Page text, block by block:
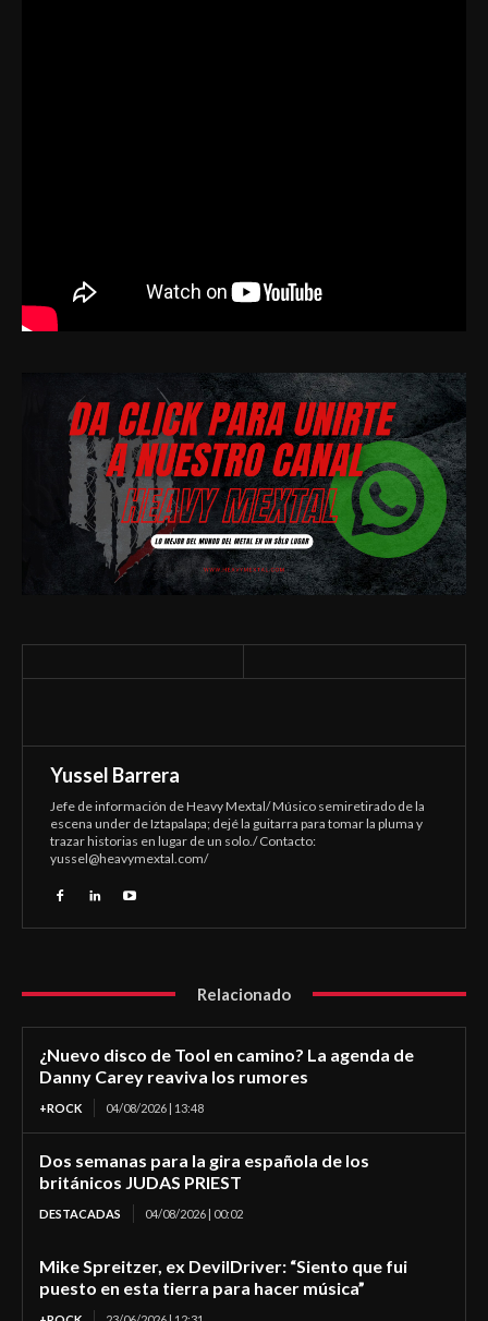
Yussel Barrera
Jefe de información de Heavy Mextal/ Músico semiretirado de la
escena under de Iztapalapa; dejé la guitarra para tomar la pluma y
trazar historias en lugar de un solo./ Contacto:
yussel@heavymextal.com/
Relacionado
¿Nuevo disco de Tool en camino? La agenda de
Danny Carey reaviva los rumores
+ROCK 04/08/2026 | 13:48
Dos semanas para la gira española de los
británicos JUDAS PRIEST
DESTACADAS 04/08/2026 | 00:02
Mike Spreitzer, ex DevilDriver: “Siento que fui
puesto en esta tierra para hacer música”